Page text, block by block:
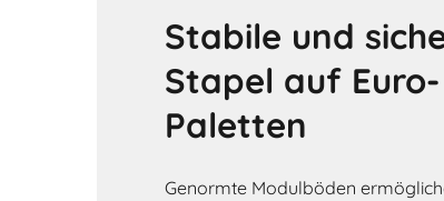
Stabile und
Stapel auf
Paletten
Genormte Modulböden